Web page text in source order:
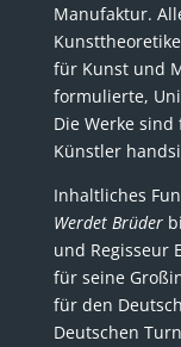
Manufaktur.
für Kunst und
formulierte,
Die Werke
Künstler
Inhaltliches
Werdet Brüder
und Regisseur
für seine
für den
Deutschen